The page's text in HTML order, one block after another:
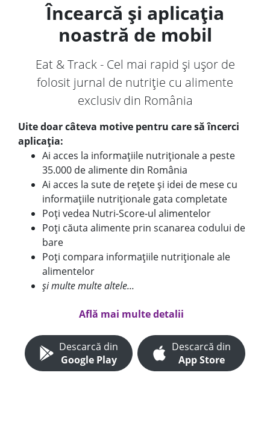
Încearcă și aplicația
noastră de mobil
Eat & Track - Cel mai rapid și ușor de
folosit jurnal de nutriție cu alimente
exclusiv din România
Uite doar câteva motive pentru care să încerci
aplicația:
Ai acces la informațiile nutriționale a peste
35.000 de alimente din România
Ai acces la sute de rețete și idei de mese cu
informațiile nutriționale gata completate
Poți vedea Nutri-Score-ul alimentelor
Poți căuta alimente prin scanarea codului de
bare
Poți compara informațiile nutriționale ale
alimentelor
și multe multe altele...
Află mai multe detalii
Descarcă din
Google Play
Descarcă din
App Store